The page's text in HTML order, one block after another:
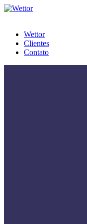
Wettor
Clientes
Contato